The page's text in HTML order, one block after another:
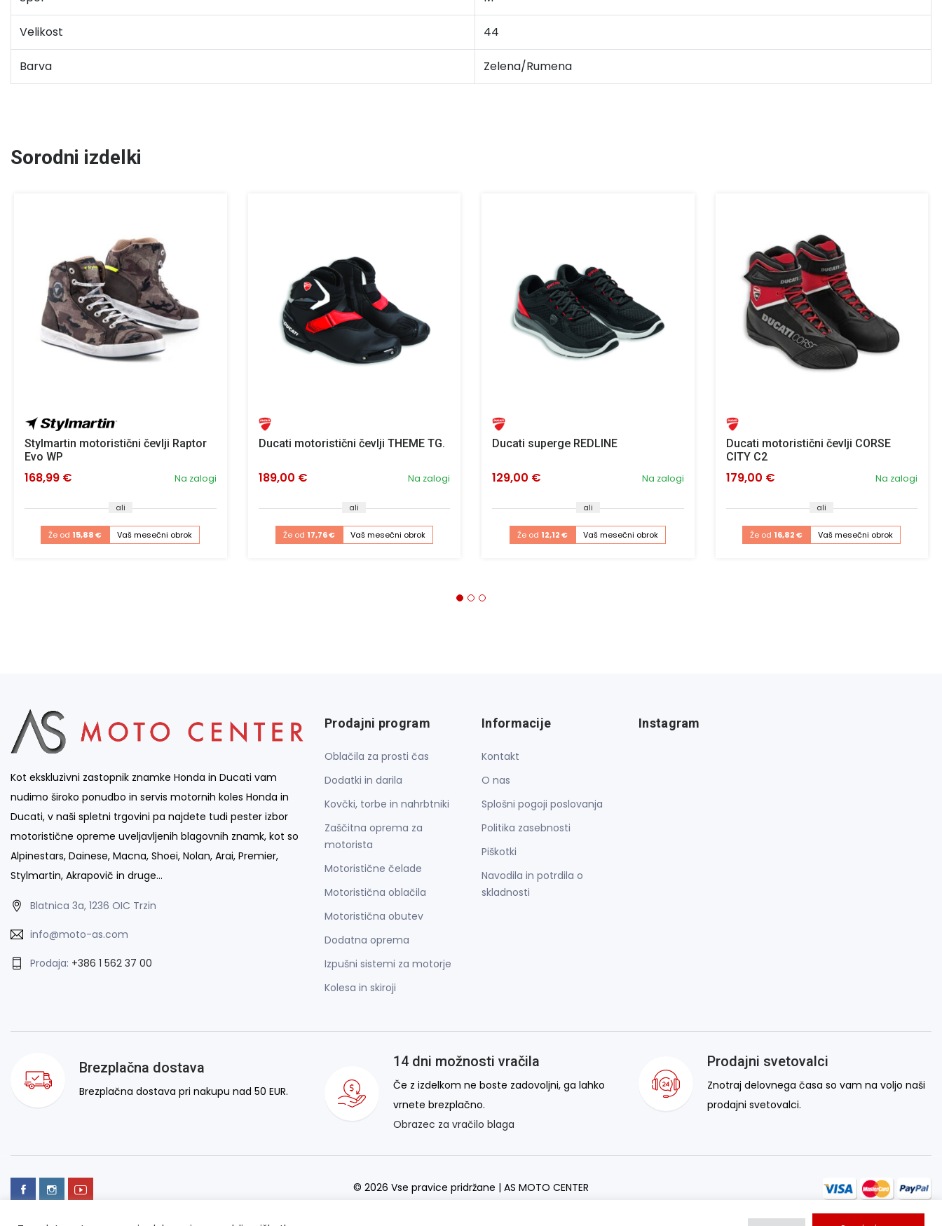
Velikost 44
Barva Zelena/Rumena
Sorodni izdelki
Stylmartin motoristični čevlji Raptor
Evo WP
Na zalogi
168,99 €
ali
Že od 15,88 € Vaš mesečni obrok
Ducati motoristični čevlji THEME TG.
Na zalogi
189,00 €
ali
Že od 17,76 € Vaš mesečni obrok
Ducati superge REDLINE
Na zalogi
129,00 €
ali
Že od 12,12 € Vaš mesečni obrok
Ducati motoristični čevlji CORSE
CITY C2
Na zalogi
179,00 €
ali
Že od 16,82 € Vaš mesečni obrok
Kot ekskluzivni zastopnik znamke Honda in Ducati vam
nudimo široko ponudbo in servis motornih koles Honda in
Ducati, v naši spletni trgovini pa najdete tudi pester izbor
motoristične opreme uveljavljenih blagovnih znamk, kot so
Alpinestars, Dainese, Macna, Shoei, Nolan, Arai, Premier,
Stylmartin, Akrapovič in druge…
Blatnica 3a, 1236 OIC Trzin
info@moto-as.com
Prodaja: +386 1 562 37 00
Prodajni program
Oblačila za prosti čas
Dodatki in darila
Kovčki, torbe in nahrbtniki
Zaščitna oprema za
motorista
Motoristične čelade
Motoristična oblačila
Motoristična obutev
Dodatna oprema
Izpušni sistemi za motorje
Kolesa in skiroji
Informacije
Kontakt
O nas
Splošni pogoji poslovanja
Politika zasebnosti
Piškotki
Navodila in potrdila o
skladnosti
Instagram
Brezplačna dostava
Brezplačna dostava pri nakupu nad 50 EUR.
14 dni možnosti vračila
Če z izdelkom ne boste zadovoljni, ga lahko
vrnete brezplačno.
Obrazec za vračilo blaga
Prodajni svetovalci
Znotraj delovnega časa so vam na voljo naši
prodajni svetovalci.
© 2026 Vse pravice pridržane | AS MOTO CENTER